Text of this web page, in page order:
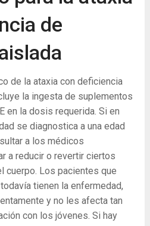
de
de la ataxia con deficiencia
la ingesta de suplementos
en la dosis requerida. Si en
se diagnostica a una edad
a los médicos
a reducir o revertir ciertos
cuerpo. Los pacientes que
tienen la enfermedad,
y no les afecta tan
con los jóvenes. Si hay